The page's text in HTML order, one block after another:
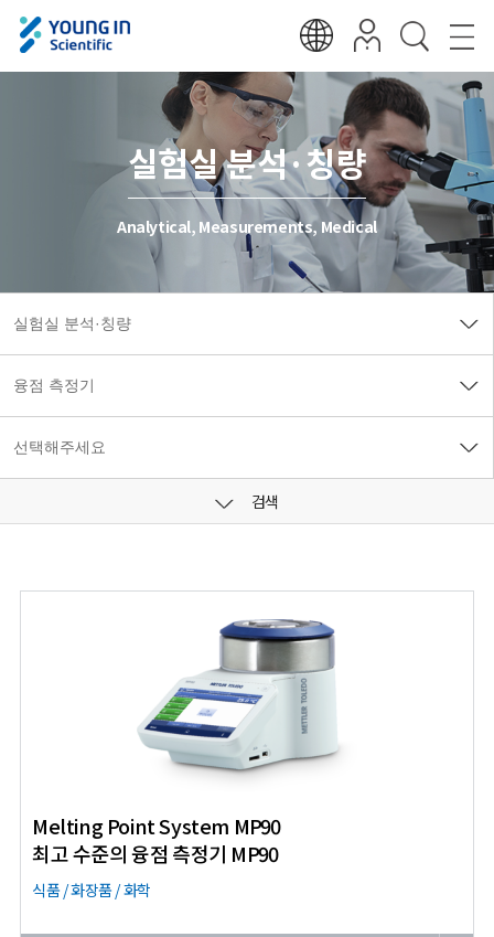
실험실 분석·칭량
Analytical, Measurements, Medical
검색
Melting Point System MP90
최고 수준의 융점 측정기 MP90
식품 / 화장품 / 화학